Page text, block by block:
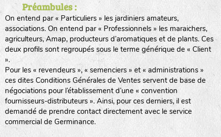
Préambules :
On entend par « Particuliers » les jardiniers amateurs,
associations. On entend par « Professionnels » les maraichers,
agriculteurs, Amap, producteurs d’aromatiques et de plants. Ces
deux profils sont regroupés sous le terme générique de « Client
».
Pour les « revendeurs », « semenciers » et « administrations »
ces dites Conditions Générales de Ventes servent de base de
négociations pour l’établissement d’une « convention
fournisseurs-distributeurs ». Ainsi, pour ces derniers, il est
demandé de prendre contact directement avec le service
commercial de Germinance.